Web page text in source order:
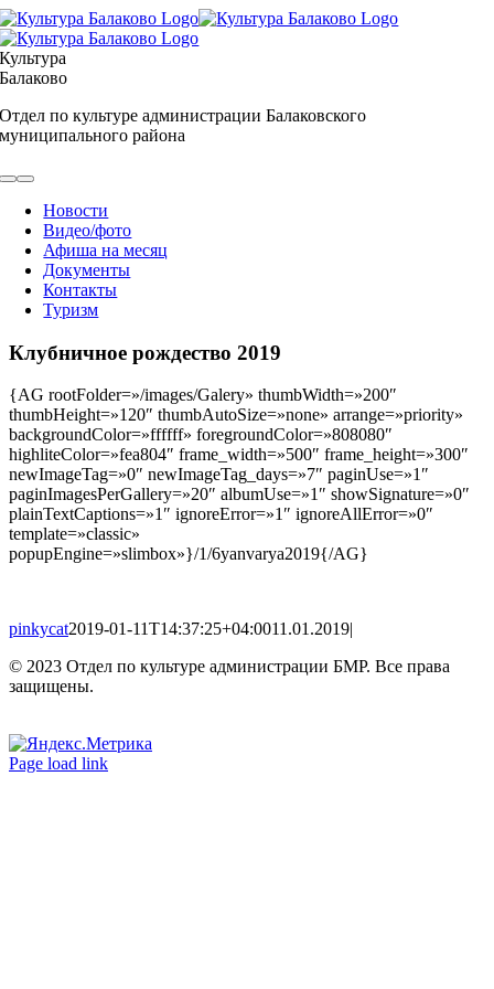
Skip
to
content
Культура
Балаково
Отдел по культуре администрации Балаковского
муниципального района
Toggle
NavigationНовости
Видео/фото
Афиша на месяц
Документы
Контакты
Туризм
Клубничное рождество 2019
{AG rootFolder=»/images/Galery» thumbWidth=»200″
thumbHeight=»120″ thumbAutoSize=»none» arrange=»priority»
backgroundColor=»ffffff» foregroundColor=»808080″
highliteColor=»fea804″ frame_width=»500″ frame_height=»300″
newImageTag=»0″ newImageTag_days=»7″ paginUse=»1″
paginImagesPerGallery=»20″ albumUse=»1″ showSignature=»0″
plainTextCaptions=»1″ ignoreError=»1″ ignoreAllError=»0″
template=»classic»
popupEngine=»slimbox»}/1/6yanvarya2019{/AG}
pinkycat2019-01-11T14:37:25+04:0011.01.2019|
© 2023 Отдел по культуре администрации БМР. Все права
защищены.
Вконтакте
Одноклассники
Page load link